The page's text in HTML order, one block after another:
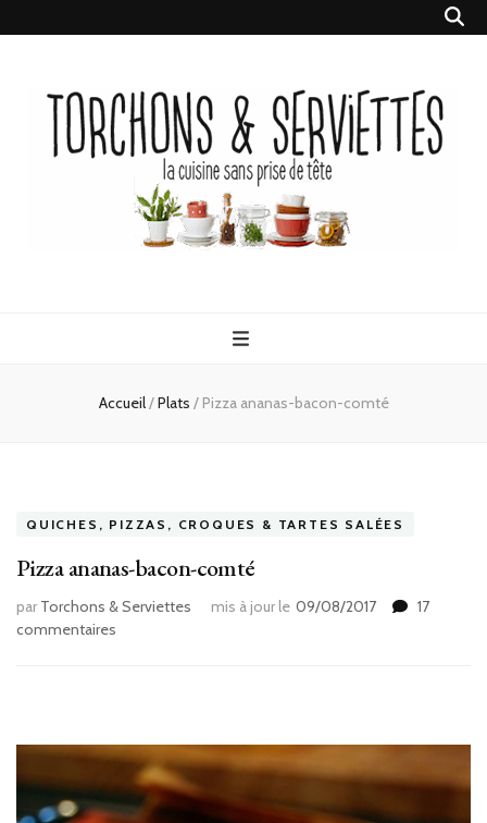
Serviettes
Accueil/Plats / Pizza ananas-bacon-comté
QUICHES, PIZZAS, CROQUES & TARTES SALÉES
Pizza ananas-bacon-comté
par Torchons & Serviettes mis à jour le 09/08/2017
17
commentaires